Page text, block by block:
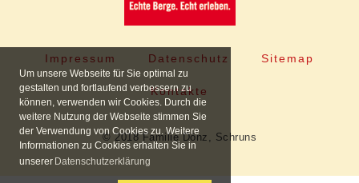
Um unsere Webseite für Sie optimal zu
gestalten und fortlaufend verbessern zu
können, verwenden wir Cookies. Durch die
weitere Nutzung der Webseite stimmen Sie
der Verwendung von Cookies zu. Weitere
Informationen zu Cookies erhalten Sie in
unserer Datenschutzerklärung
Impressum Datenschutz Sitemap
Kontakte
© 2018 Familie Dönz, Schruns